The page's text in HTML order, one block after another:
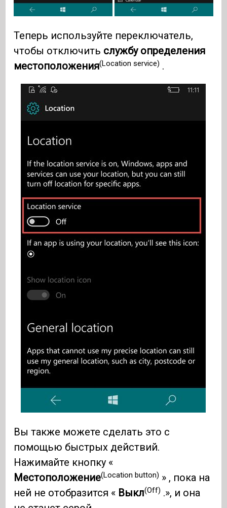
Теперь используйте переключатель,
чтобы отключить службу определения
местоположения(Location service) .
Вы также можете сделать это с
помощью быстрых действий.
Нажимайте кнопку «
Местоположение(Location button) » , пока на
ней не отобразится « Выкл(Off) .», и она